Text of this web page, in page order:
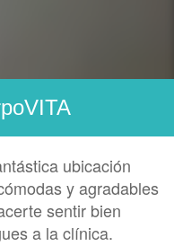
ubicación
y agradables
sentir bien
a la clínica.